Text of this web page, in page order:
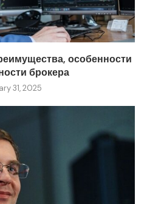
особенности
брокера
31, 2025